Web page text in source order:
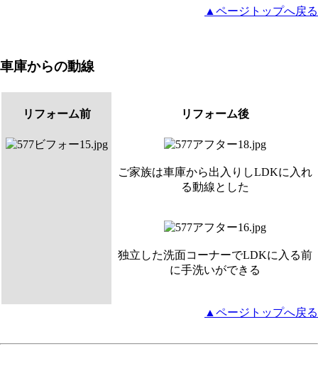
▲ページトップへ戻る
車庫からの動線
リフォーム前 リフォーム後
ご家族は車庫から出入りしLDKに入れ
る動線とした
独立した洗面コーナーでLDKに入る前
に手洗いができる
▲ページトップへ戻る